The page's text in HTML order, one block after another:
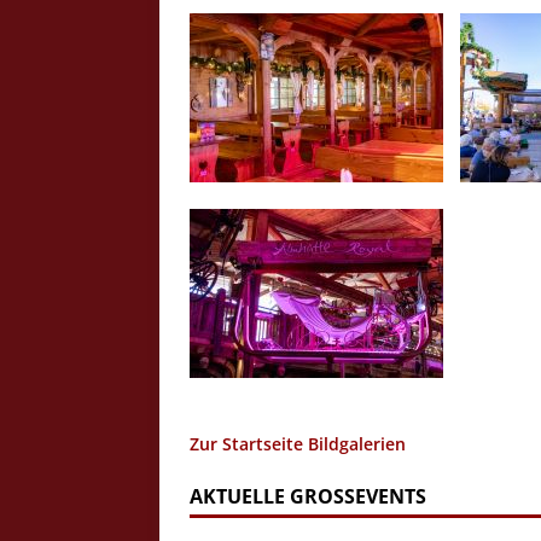
Zur Startseite Bildgalerien
AKTUELLE GROSSEVENTS